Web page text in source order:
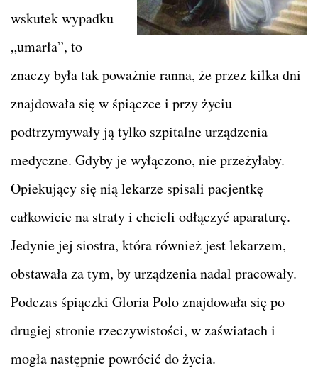
wskutek wypadku
„umarła”, to
znaczy była tak poważnie ranna, że przez kilka dni
znajdowała się w śpiączce i przy życiu
podtrzymywały ją tylko szpitalne urządzenia
medyczne. Gdyby je wyłączono, nie przeżyłaby.
Opiekujący się nią lekarze spisali pacjentkę
całkowicie na straty i chcieli odłączyć aparaturę.
Jedynie jej siostra, która również jest lekarzem,
obstawała za tym, by urządzenia nadal pracowały.
Podczas śpiączki Gloria Polo znajdowała się po
drugiej stronie rzeczywistości, w zaświatach i
mogła następnie powrócić do życia.